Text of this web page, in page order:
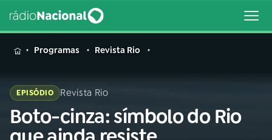
MENU
Buscar
na
Programas Revista Rio
EPISÓDIO Revista Rio
Boto-cinza: símbolo do Rio